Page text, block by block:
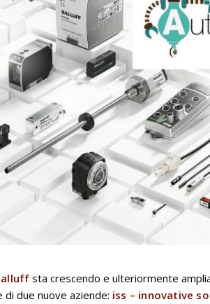
sta crescendo e ulteriormente
di due nuove aziende: iss – innovative